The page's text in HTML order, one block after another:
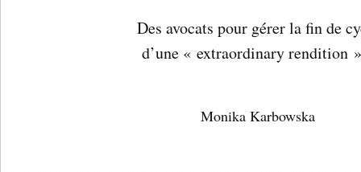
Des avocats pour gérer la fin de
d’une « extraordinary rendition
Monika Karbowska